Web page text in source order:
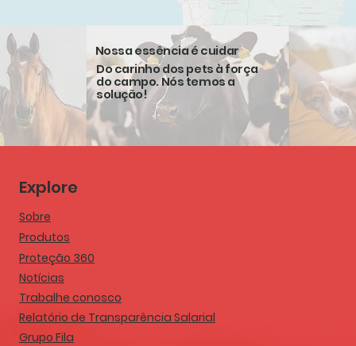
Nossa essência é cuidar
Do carinho dos pets à força
do campo. Nós temos a
solução!
Explore
Sobre
Produtos
Proteção 360
Notícias
Trabalhe conosco
Relatório de Transparência Salarial
Grupo Fila